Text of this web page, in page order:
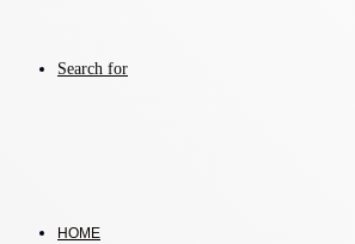
Search for
HOME